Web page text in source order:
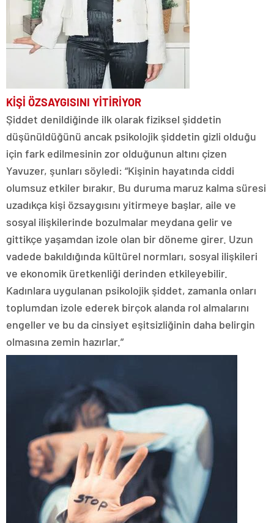
KİŞİ ÖZSAYGISINI YİTİRİYOR
Şiddet denildiğinde ilk olarak fiziksel şiddetin
düşünüldüğünü ancak psikolojik şiddetin gizli olduğu
için fark edilmesinin zor olduğunun altını çizen
Yavuzer, şunları söyledi: “Kişinin hayatında ciddi
olumsuz etkiler bırakır. Bu duruma maruz kalma süresi
uzadıkça kişi özsaygısını yitirmeye başlar, aile ve
sosyal ilişkilerinde bozulmalar meydana gelir ve
gittikçe yaşamdan izole olan bir döneme girer. Uzun
vadede bakıldığında kültürel normları, sosyal ilişkileri
ve ekonomik üretkenliği derinden etkileyebilir.
Kadınlara uygulanan psikolojik şiddet, zamanla onları
toplumdan izole ederek birçok alanda rol almalarını
engeller ve bu da cinsiyet eşitsizliğinin daha belirgin
olmasına zemin hazırlar.”